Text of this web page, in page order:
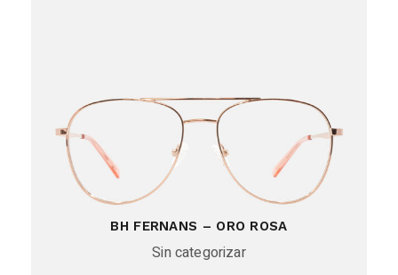
BH FERNANS – ORO ROSA
Sin categorizar